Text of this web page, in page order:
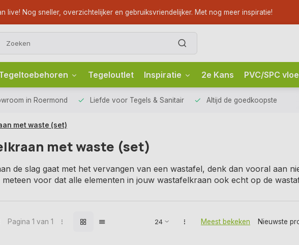
live! Nog sneller, overzichtelijker en gebruiksvriendelijker. Met nog meer inspiratie!
Tegeloutlet Inspiratie 2e Kans PVC/SPC
in Roermond Liefde voor Tegels & Sanitair Altijd de goedkoopste
met waste (set)
met waste (set)
de slag gaat met het vervangen van een wastafel, denk dan vooral aan
voor dat alle elementen in jouw wastafelkraan ook echt op de
Pagina 1 van 1 Meest bekeken Nieuwste